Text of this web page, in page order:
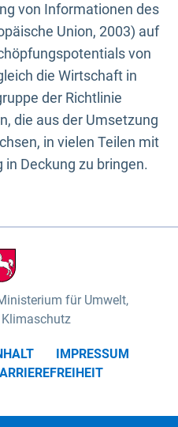
von Informationen des
Union, 2003) auf
von
die Wirtschaft in
der Richtlinie
die aus der Umsetzung
in vielen Teilen mit
Deckung zu bringen.
für Umwelt,
Klimaschutz
IMPRESSUM